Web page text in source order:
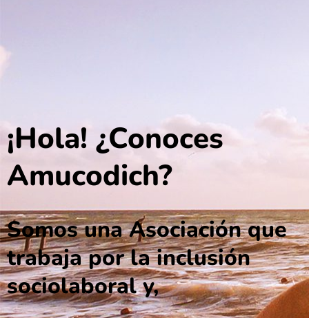
¡Hola! ¿Conoces
Amucodich?
Somos una Asociación que
trabaja por la inclusión
sociolaboral y,